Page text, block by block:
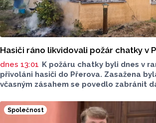
Hasiči ráno likvidovali požár chatky v
dnes 13:01 K požáru chatky byli dnes v
přivoláni hasiči do Přerova. Zasažena
včasným zásahem se povedlo zabránit
Společnost